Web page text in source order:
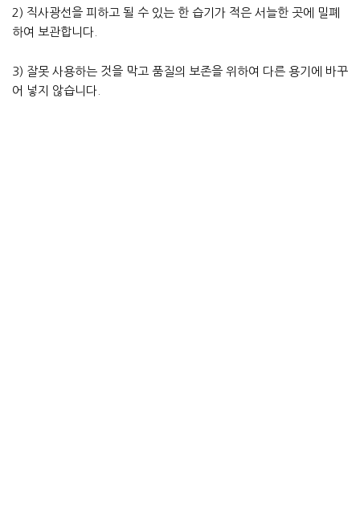
2) 직사광선을 피하고 될 수 있는 한 습기가 적은 서늘한 곳에 밀폐
하여 보관합니다.
3) 잘못 사용하는 것을 막고 품질의 보존을 위하여 다른 용기에 바꾸
어 넣지 않습니다.